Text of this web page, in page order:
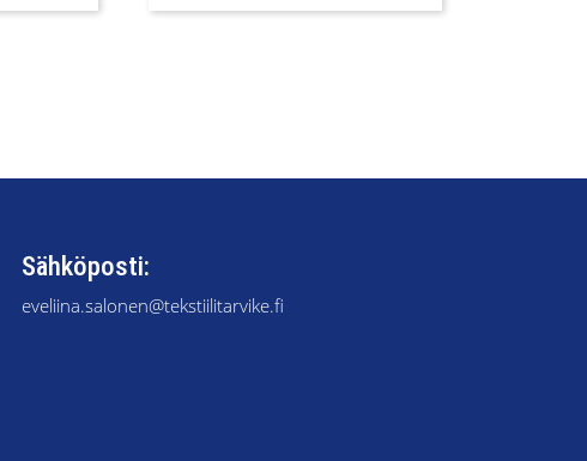
Sähköposti:
eveliina.salonen@tekstiilitarvike.fi